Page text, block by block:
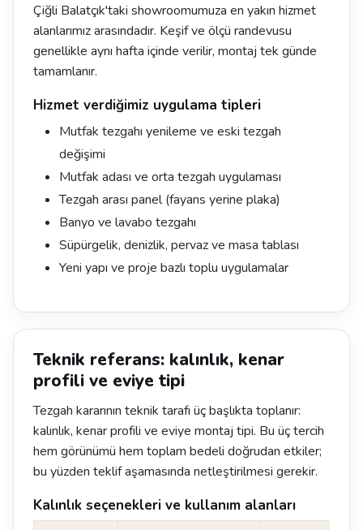
Çiğli Balatçık'taki showroomumuza en yakın hizmet
alanlarımız arasındadır. Keşif ve ölçü randevusu
genellikle aynı hafta içinde verilir, montaj tek günde
tamamlanır.
Hizmet verdiğimiz uygulama tipleri
Mutfak tezgahı yenileme ve eski tezgah
değişimi
Mutfak adası ve orta tezgah uygulaması
Tezgah arası panel (fayans yerine plaka)
Banyo ve lavabo tezgahı
Süpürgelik, denizlik, pervaz ve masa tablası
Yeni yapı ve proje bazlı toplu uygulamalar
Teknik referans: kalınlık, kenar
profili ve eviye tipi
Tezgah kararının teknik tarafı üç başlıkta toplanır:
kalınlık, kenar profili ve eviye montaj tipi. Bu üç tercih
hem görünümü hem toplam bedeli doğrudan etkiler;
bu yüzden teklif aşamasında netleştirilmesi gerekir.
Kalınlık seçenekleri ve kullanım alanları